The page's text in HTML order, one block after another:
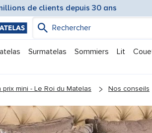
de clients depuis 30 ans
Surmatelas Sommiers Lit
mini - Le Roi du Matelas Nos conseils